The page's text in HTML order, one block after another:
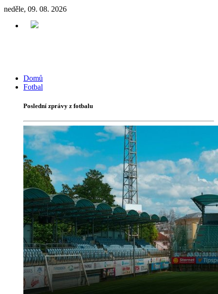
neděle, 09. 08. 2026
Domů
Fotbal
Poslední zprávy z fotbalu